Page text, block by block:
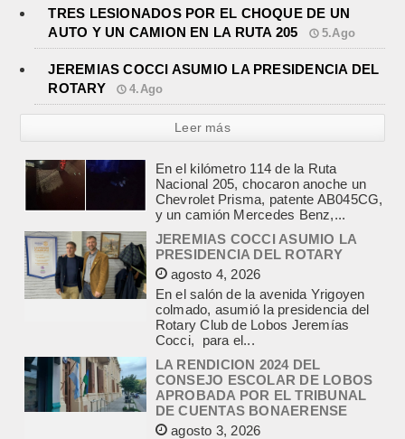
TRES LESIONADOS POR EL CHOQUE DE UN
AUTO Y UN CAMION EN LA RUTA 205
5.Ago
JEREMIAS COCCI ASUMIO LA PRESIDENCIA DEL
ROTARY
4.Ago
Leer más
JEREMIAS COCCI ASUMIO LA
PRESIDENCIA DEL ROTARY
agosto 4, 2026
En el salón de la avenida Yrigoyen
colmado, asumió la presidencia del
Rotary Club de Lobos Jeremías
Cocci, para el...
LA RENDICION 2024 DEL
CONSEJO ESCOLAR DE LOBOS
APROBADA POR EL TRIBUNAL
DE CUENTAS BONAERENSE
agosto 3, 2026
El Tribunal de Cuentas de la Provincia
de Buenos Aires aprobó formalmente
la rendición de cuentas
correspondiente al Ejercicio 2024,...